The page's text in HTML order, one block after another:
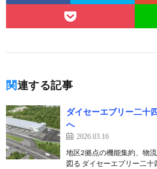
関連する記事
ダイセーエブリー二十
へ
2026.03.16
地区2拠点の機能集約、物
図る ダイセーエブリー二